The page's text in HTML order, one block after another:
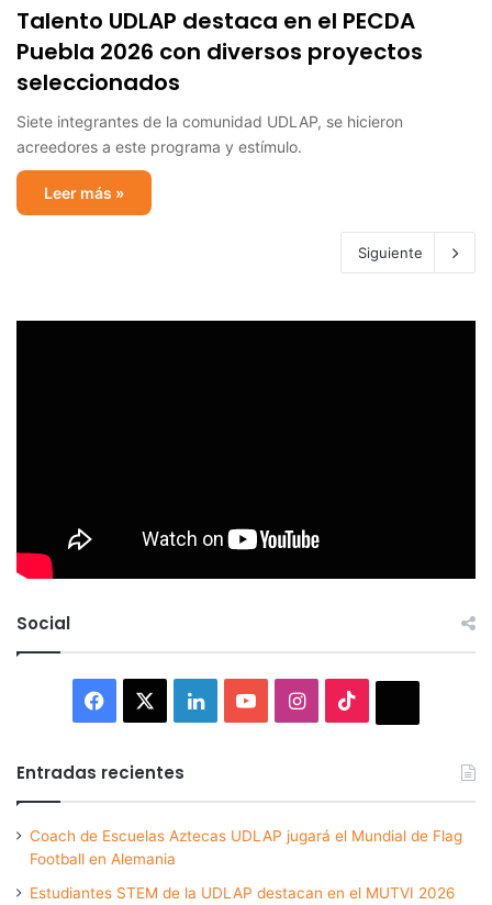
Talento UDLAP destaca en el PECDA
Puebla 2026 con diversos proyectos
seleccionados
Siete integrantes de la comunidad UDLAP, se hicieron
acreedores a este programa y estímulo.
Leer más »
Siguiente
Social
Facebook LinkedInYouTubeInstagram
Entradas recientes
Coach de Escuelas Aztecas UDLAP jugará el Mundial de Flag
Football en Alemania
Estudiantes STEM de la UDLAP destacan en el MUTVI 2026